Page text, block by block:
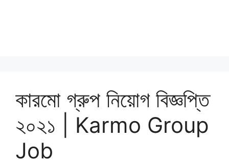
কারমো গ্রুপ নিয়োগ বিজ্ঞপ্তি
২০২১ | Karmo Group
Job